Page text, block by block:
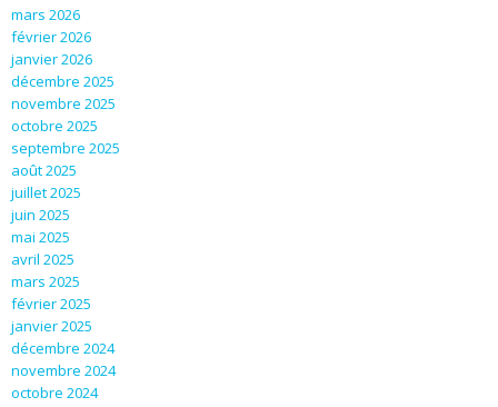
mars 2026
février 2026
janvier 2026
décembre 2025
novembre 2025
octobre 2025
septembre 2025
août 2025
juillet 2025
juin 2025
mai 2025
avril 2025
mars 2025
février 2025
janvier 2025
décembre 2024
novembre 2024
octobre 2024